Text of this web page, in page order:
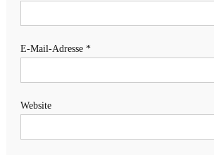
E-Mail-Adresse *
Website